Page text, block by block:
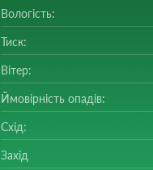
Вологість:
Тиск:
Вітер:
Ймовірність опадів:
Схід:
Захід